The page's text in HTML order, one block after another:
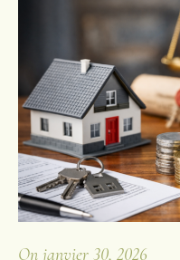
On janvier 30, 2026